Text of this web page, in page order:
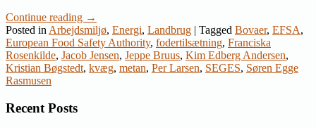
Continue reading →
Posted in Arbejdsmiljø, Energi, Landbrug | Tagged Bovaer, EFSA,
European Food Safety Authority, fodertilsætning, Franciska
Rosenkilde, Jacob Jensen, Jeppe Bruus, Kim Edberg Andersen,
Kristian Bøgstedt, kvæg, metan, Per Larsen, SEGES, Søren Egge
Rasmusen
Recent Posts